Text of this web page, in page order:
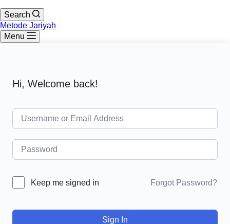
Search
Metode Jariyah
Menu
Hi, Welcome back!
Keep me signed in Forgot Password?
Sign In